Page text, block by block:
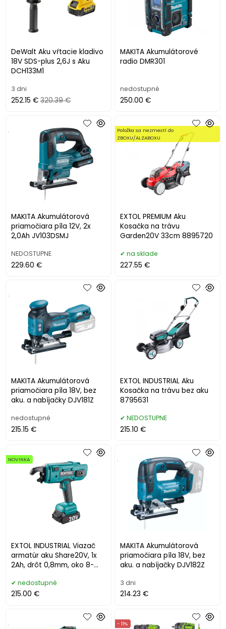
DeWalt Aku vŕtacie kladivo
18V SDS-plus 2,6J s Aku
DCH133M1
3 dni
252.15 € 320.39 €
MAKITA Akumulátorové
radio DMR301
nedostupné
250.00 €
MAKITA Akumulátorová
priamočiara píla 12V, 2x
2,0Ah JV103DSMJ
.
NEDOSTUPNE
229.60 €
EXTOL PREMIUM Aku
Kosačka na trávu
Garden20V 33cm 8895720
Položka sa nezmestí do
ZBOXU/ALZABOXU
na sklade
227.55 €
MAKITA Akumulátorová
priamočiara píla 18V, bez
aku. a nabíjačky DJV181Z
.
nedostupné
215.15 €
EXTOL INDUSTRIAL Aku
Kosačka na trávu bez aku
8795631
NEDOSTUPNE
215.10 €
EXTOL INDUSTRIAL Viazač
armatúr aku Share20V, 1x
2Ah, drôt 0,8mm, oko 8-
NOVINKA
nedostupné
215.00 €
MAKITA Akumulátorová
priamočiara píla 18V, bez
aku. a nabíjačky DJV182Z
3 dni
214.23 €
.
- 11%